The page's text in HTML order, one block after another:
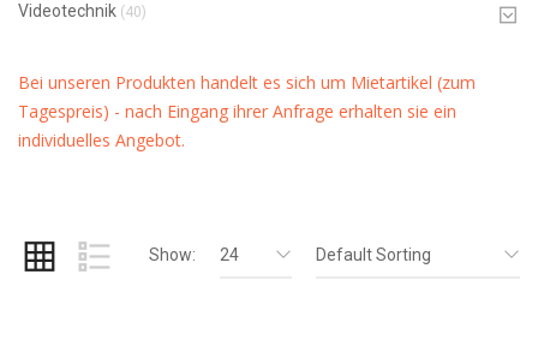
Videotechnik (40)
Bei unseren Produkten handelt es sich um Mietartikel (zum
Tagespreis) - nach Eingang ihrer Anfrage erhalten sie ein
individuelles Angebot.
Show: 24 Default Sorting